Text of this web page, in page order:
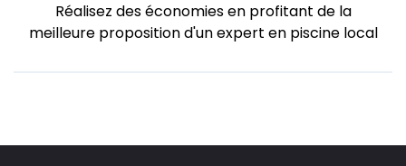
Réalisez des économies en profitant de la
meilleure proposition d'un expert en piscine local